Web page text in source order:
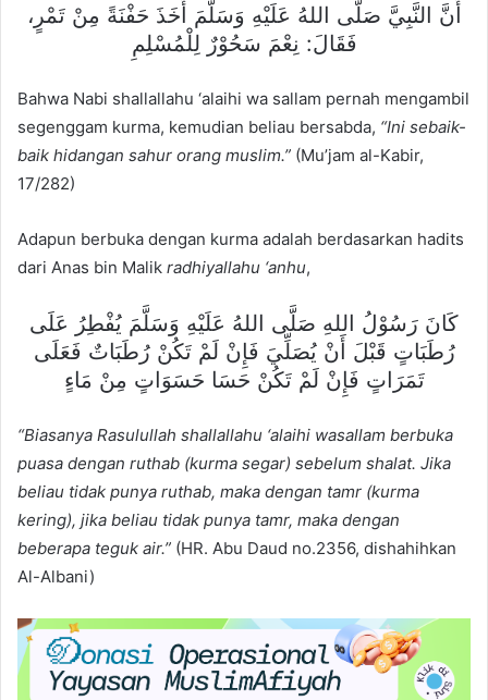
أَنَّ النَّبِيَّ صَلَّى اللهُ عَلَيْهِ وَسَلَّمَ أَخَذَ حَفْنَةً مِنْ تَمْرٍ،
فَقَالَ: نِعْمَ سَحُوْرٌ لِلْمُسْلِمِ
Bahwa Nabi shallallahu ‘alaihi wa sallam pernah mengambil
segenggam kurma, kemudian beliau bersabda, “Ini sebaik-
baik hidangan sahur orang muslim.” (Mu’jam al-Kabir,
17/282)
Adapun berbuka dengan kurma adalah berdasarkan hadits
dari Anas bin Malik radhiyallahu ‘anhu,
كَانَ رَسُوْلُ اللهِ صَلَّى اللهُ عَلَيْهِ وَسَلَّمَ يُفْطِرُ عَلَى
رُطَبَاتٍ قَبْلَ أَنْ يُصَلِّيَ فَإِنْ لَمْ تَكُنْ رُطَبَاتٌ فَعَلَى
تَمَرَاتٍ فَإِنْ لَمْ تَكُنْ حَسَا حَسَوَاتٍ مِنْ مَاءٍ
“Biasanya Rasulullah shallallahu ‘alaihi wasallam berbuka
puasa dengan ruthab (kurma segar) sebelum shalat. Jika
beliau tidak punya ruthab, maka dengan tamr (kurma
kering), jika beliau tidak punya tamr, maka dengan
beberapa teguk air.” (HR. Abu Daud no.2356, dishahihkan
Al-Albani)